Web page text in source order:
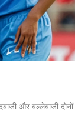
और बल्लेबाजी दोनों